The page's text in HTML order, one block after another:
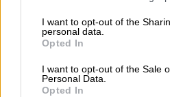
not limited to your visit or usage
grant or deny consent to Google
use your data for below specified
consent section.
I want to opt-out of the
personal data.
Opted In
I want to opt-out of the Sale
Personal Data.
Opted In
Υγειονομικής Ταφής
Η πυρκαγιά εκδηλώθηκε
και άμεσα έσπευσαν όλες
δυνάμεις της
μαζί με τους άντρες